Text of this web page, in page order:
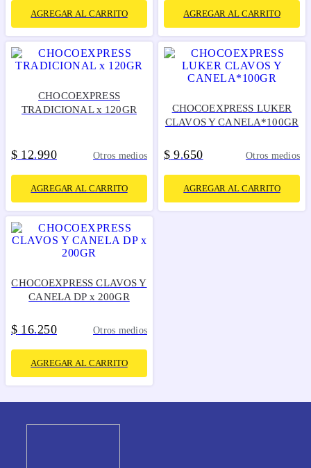
AGREGAR AL CARRITO AGREGAR AL CARRITO
CHOCOEXPRESS
TRADICIONAL x 120GR
$ 12.990 Otros medios
AGREGAR AL CARRITO
CHOCOEXPRESS LUKER
CLAVOS Y CANELA*100GR
$ 9.650 Otros medios
AGREGAR AL CARRITO
CHOCOEXPRESS CLAVOS Y
CANELA DP x 200GR
$ 16.250 Otros medios
AGREGAR AL CARRITO